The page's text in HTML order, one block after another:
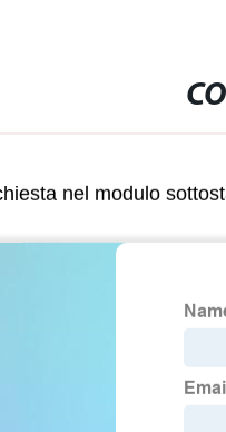
nel modulo